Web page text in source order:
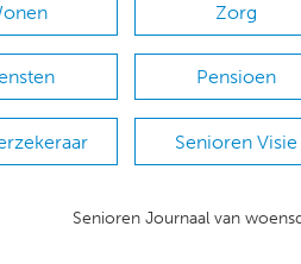
Zorg
Pensioen
Senioren Visie
Senioren Journaal van